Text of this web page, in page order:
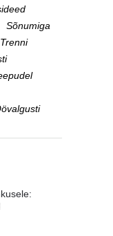
Sõnumiga
Trenni